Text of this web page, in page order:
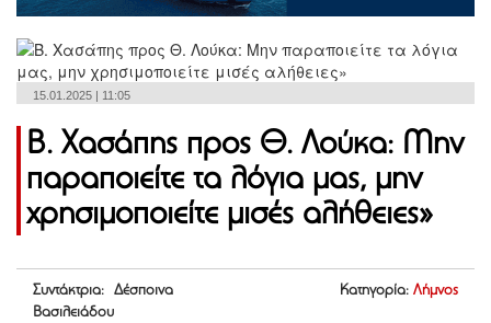
15.01.2025 | 11:05
Β. Χασάπης προς Θ. Λούκα: Μην
παραποιείτε τα λόγια μας, μην
χρησιμοποιείτε μισές αλήθειες»
Συντάκτρια: Δέσποινα
Βασιλειάδου
Κατηγορία: Λήμνος